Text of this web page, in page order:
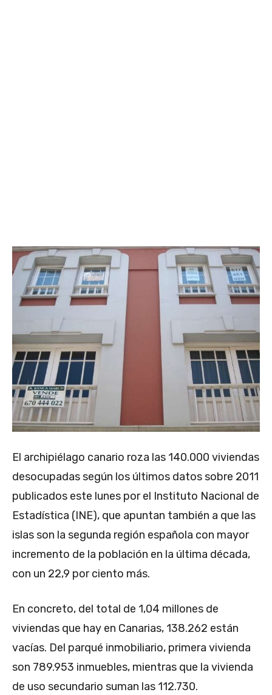
El archipiélago canario roza las 140.000 viviendas
desocupadas según los últimos datos sobre 2011
publicados este lunes por el Instituto Nacional de
Estadística (INE), que apuntan también a que las
islas son la segunda región española con mayor
incremento de la población en la última década,
con un 22,9 por ciento más.
En concreto, del total de 1,04 millones de
viviendas que hay en Canarias, 138.262 están
vacías. Del parqué inmobiliario, primera vivienda
son 789.953 inmuebles, mientras que la vivienda
de uso secundario suman las 112.730.